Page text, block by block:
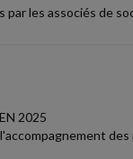
les associés de
2025